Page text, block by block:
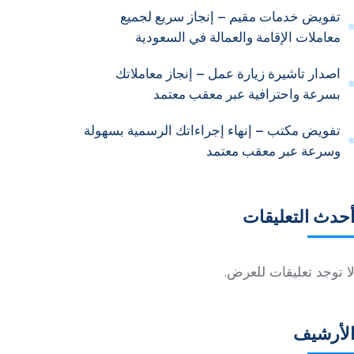
تفويض خدمات مقيم – إنجاز سريع لجميع
معاملات الإقامة والعمالة في السعودية
اصدار تاشيرة زيارة عمل – إنجاز معاملاتك
بسرعة واحترافية عبر معقب معتمد
تفويض مكتب – إنهاء إجراءاتك الرسمية بسهولة
وسرعة عبر معقب معتمد
أحدث التعليقات
لا توجد تعليقات للعرض.
الأرشيف